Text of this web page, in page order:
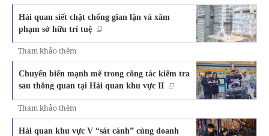
Hải quan siết chặt chống gian lận và xâm
phạm sở hữu trí tuệ
Tham khảo thêm
Chuyển biến mạnh mẽ trong công tác kiểm tra
sau thông quan tại Hải quan khu vực II
Tham khảo thêm
Hải quan khu vực V “sát cánh” cùng doanh